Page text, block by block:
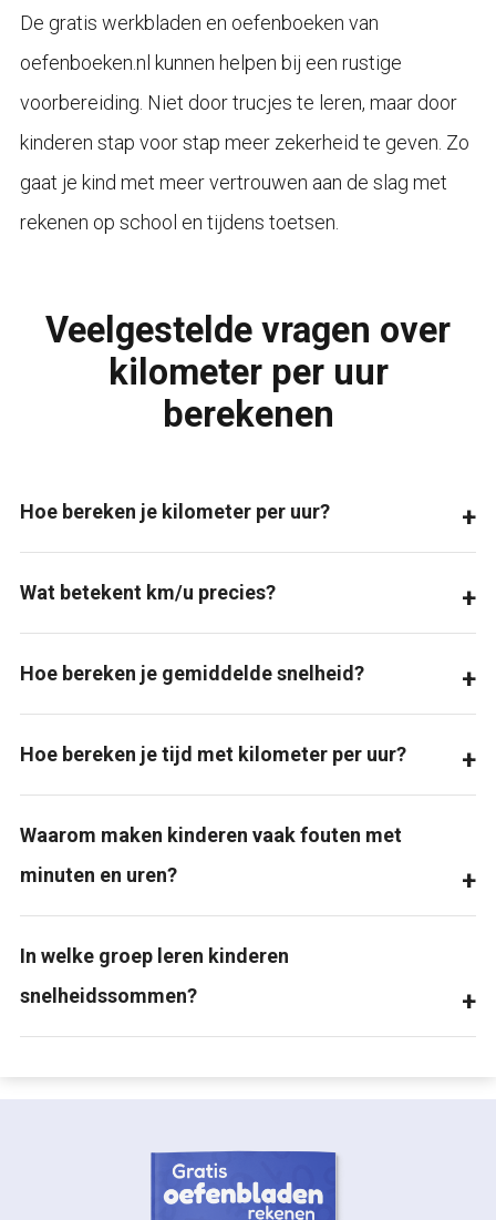
De gratis werkbladen en oefenboeken van
oefenboeken.nl kunnen helpen bij een rustige
voorbereiding. Niet door trucjes te leren, maar door
kinderen stap voor stap meer zekerheid te geven. Zo
gaat je kind met meer vertrouwen aan de slag met
rekenen op school en tijdens toetsen.
Veelgestelde vragen over
kilometer per uur
berekenen
Hoe bereken je kilometer per uur?
Wat betekent km/u precies?
Hoe bereken je gemiddelde snelheid?
Hoe bereken je tijd met kilometer per uur?
Waarom maken kinderen vaak fouten met
minuten en uren?
In welke groep leren kinderen
snelheidssommen?